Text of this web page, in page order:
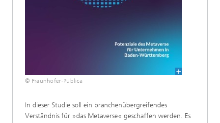
© Fraunhofer-Publica
In dieser Studie soll ein branchenübergreifendes
Verständnis für »das Metaverse« geschaffen werden. Es